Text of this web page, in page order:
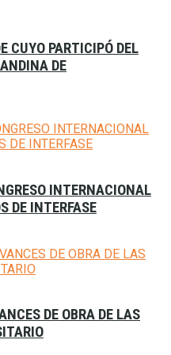
CUYO PARTICIPÓ DEL
DE
INTERNACIONAL
DE INTERFASE
DE OBRA DE LAS